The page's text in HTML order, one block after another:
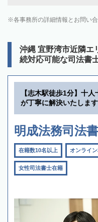
各事務所の詳細情報とお問い
沖縄 宜野湾市近隣エ
続対応可能な司法書
【志木駅徒歩1分】十
が丁寧に解決いたします
明成法務司法
在籍数10名以上 オンライ
女性司法書士在籍